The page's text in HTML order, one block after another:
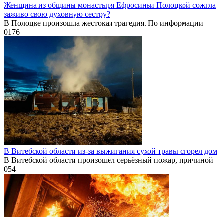
Женщина из общины монастыря Ефросиньи Полоцкой сожгла
заживо свою духовную сестру?
В Полоцке произошла жестокая трагедия. По информации
0176
В Витебской области из-за выжигания сухой травы сгорел дом
В Витебской области произошёл серьёзный пожар, причиной
054